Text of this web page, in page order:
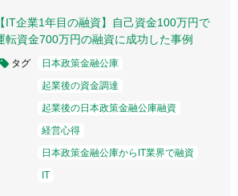
【IT企業1年目の融資】自己資金100万円で
転資金700万円の融資に成功した事例
タグ
日本政策金融公庫
起業後の資金調達
起業後の日本政策金融公庫融資
経営心得
日本政策金融公庫からIT業界で融資
IT